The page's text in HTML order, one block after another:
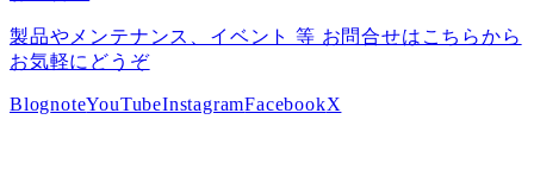
製品やメンテナンス、イベント 等 お問合せはこちらから
お気軽にどうぞ
BlognoteYouTubeInstagramFacebookX